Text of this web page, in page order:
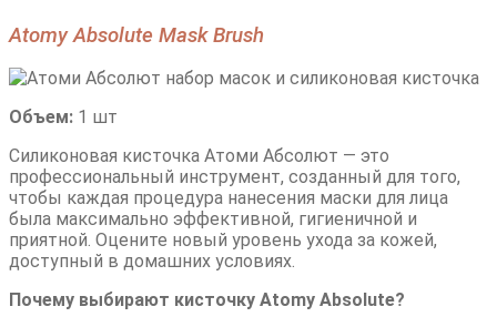
Atomy Absolute Mask Brush
Объем: 1 шт
Силиконовая кисточка Атоми Абсолют — это
профессиональный инструмент, созданный для того,
чтобы каждая процедура нанесения маски для лица
была максимально эффективной, гигиеничной и
приятной. Оцените новый уровень ухода за кожей,
доступный в домашних условиях.
Почему выбирают кисточку Atomy Absolute?